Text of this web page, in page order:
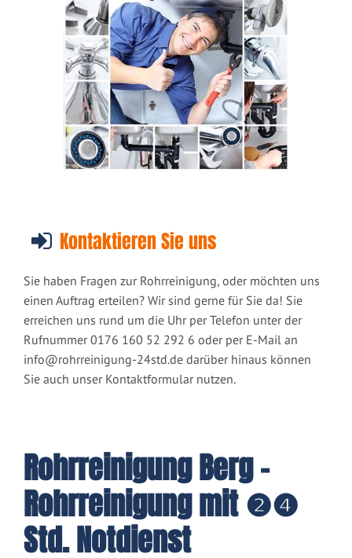
Kontaktieren Sie uns
Sie haben Fragen zur Rohrreinigung, oder möchten uns
einen Auftrag erteilen? Wir sind gerne für Sie da! Sie
erreichen uns rund um die Uhr per Telefon unter der
Rufnummer 0176 160 52 292 6 oder per E-Mail an
info@rohrreinigung-24std.de darüber hinaus können
Sie auch unser Kontaktformular nutzen.
Rohrreinigung Berg -
Rohrreinigung mit ❷❹
Std. Notdienst